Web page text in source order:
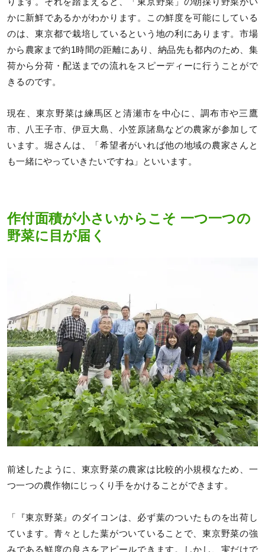
ります。それを踏まえると、「東京野菜」の朝採り野菜がい
かに新鮮であるかがわかります。この鮮度を可能にしている
のは、東京都で栽培しているという地の利にあります。市場
から農家まで約1時間の距離にあり、納品先も都内のため、集
荷から分荷・配送までの流れをスピーディーに行うことがで
きるのです。
現在、東京野菜は練馬区と清瀬市を中心に、調布市や三鷹
市、八王子市、伊豆大島、小笠原諸島などの農家が参加して
います。堀さんは、「希望者がいれば他の地域の農家さんと
も一緒にやっていきたいですね」といいます。
作付面積が小さいからこそ 一つ一つの
野菜に目が届く
前述したように、東京野菜の農家は比較的小規模なため、一
つ一つの農作物にじっくり手をかけることができます。
「『東京野菜』のダイコンは、必ず葉のついたものを出荷し
ています。青々とした葉がついていることで、東京野菜の強
みである鮮度の良さをアピールできます。しかし、実だけで